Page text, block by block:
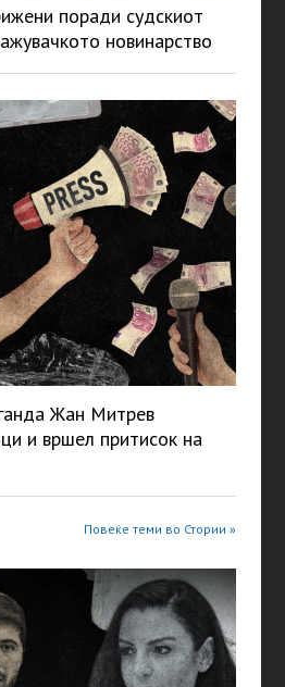
поради судскиот
новинарство
Жан Митрев
и вршел притисок на
Повеќе теми во Стории »